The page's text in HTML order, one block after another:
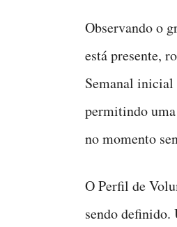
Observando o
está presente,
Semanal
permitindo
no momento
O Perfil de
sendo